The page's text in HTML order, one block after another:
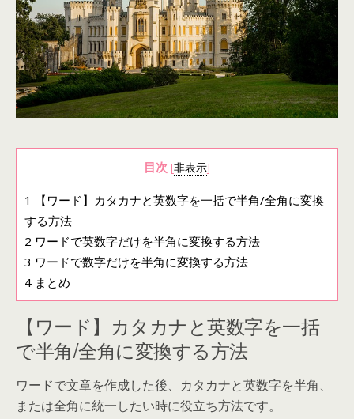
目次 [非表示]
1
【ワード】カタカナと英数字を一括で半角/全角に変換
する方法
2 ワードで英数字だけを半角に変換する方法
3 ワードで数字だけを半角に変換する方法
4 まとめ
【ワード】カタカナと英数字を一括
で半角/全角に変換する方法
ワードで文章を作成した後、カタカナと英数字を半角、
または全角に統一したい時に役立ち方法です。